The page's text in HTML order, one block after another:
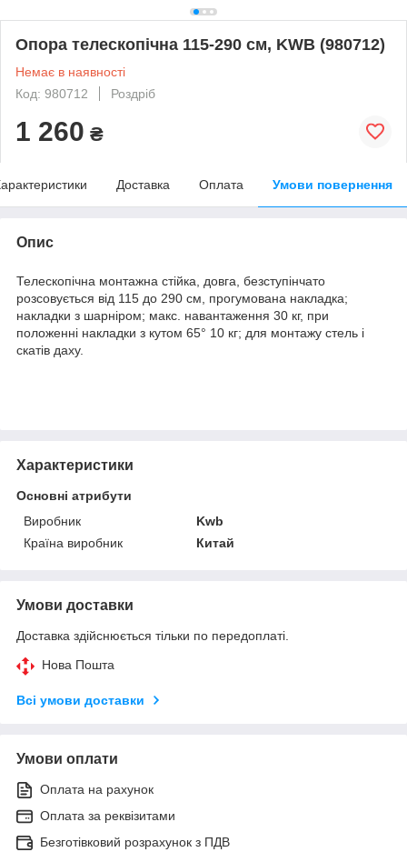
Опора телескопічна 115-290 см, KWB (980712)
Немає в наявності
Код: 980712
Роздріб
1 260 ₴
Доставка Оплата Умови повернення
Опис
Телескопічна монтажна стійка, довга, безступінчато
розсовується від 115 до 290 см, прогумована накладка;
накладки з шарніром; макс. навантаження 30 кг, при
положенні накладки з кутом 65° 10 кг; для монтажу стель і
скатів даху.
Характеристики
Основні атрибути
Виробник
Kwb
Країна виробник
Китай
Умови доставки
Доставка здійснюється тільки по передоплаті.
Нова Пошта
Всі умови доставки
Умови оплати
Оплата на рахунок
Оплата за реквізитами
Безготівковий розрахунок з ПДВ